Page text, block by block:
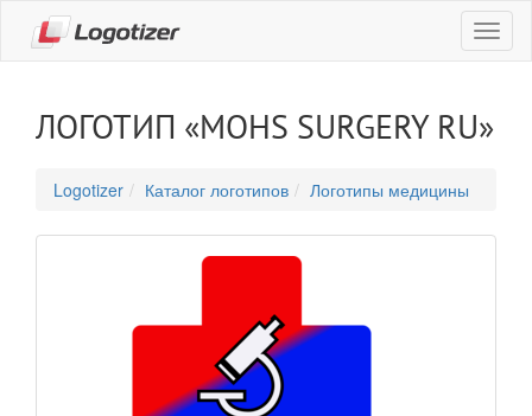
ЛОГОТИП «MOHS SURGERY RU»
Logotizer Каталог логотипов Логотипы медицины